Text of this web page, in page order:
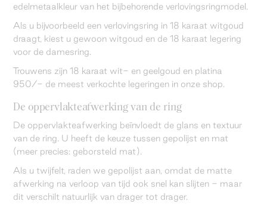
edelmetaalkleur van het bijbehorende verlovingsringmodel.
Als u bijvoorbeeld een verlovingsring in 18 karaat witgoud
draagt, kiest u gewoon witgoud en de 18 karaat legering
voor de damesring.
Trouwens zijn 18 karaat wit- en geelgoud en platina
950/- de meest verkochte legeringen in onze shop.
De oppervlakteafwerking van de ring
De oppervlakteafwerking beïnvloedt de glans en textuur
van de ring. U heeft de keuze tussen gepolijst en mat
(meer precies: geborsteld mat).
Als u twijfelt, raden we gepolijst aan, omdat de matte
afwerking na verloop van tijd ook snel kan slijten - maar
dit verschilt natuurlijk van drager tot drager.